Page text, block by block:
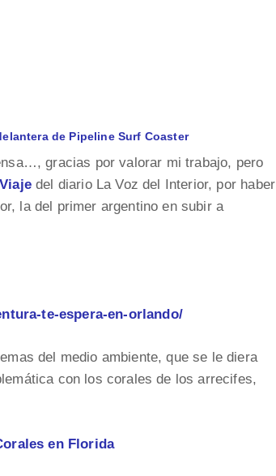
de Pipeline Surf Coaster
gracias por valorar mi trabajo, pero
del diario La Voz del Interior, por haber
la del primer argentino en subir a
te-espera-en-orlando/
del medio ambiente, que se le diera
con los corales de los arrecifes,
en Florida